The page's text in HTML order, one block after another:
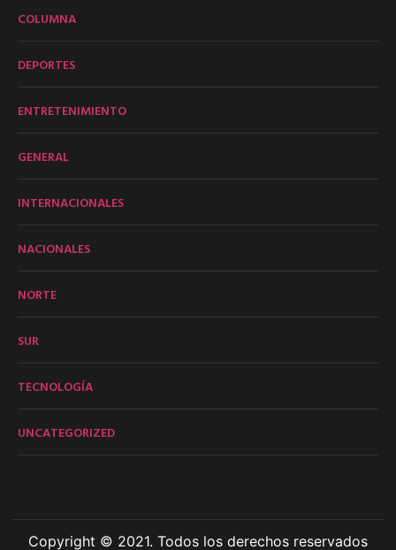
COLUMNA
DEPORTES
ENTRETENIMIENTO
GENERAL
INTERNACIONALES
NACIONALES
NORTE
SUR
TECNOLOGÍA
UNCATEGORIZED
Copyright © 2021. Todos los derechos reservados